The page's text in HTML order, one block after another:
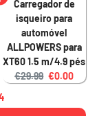
Carregador de
isqueiro para
automóvel
ALLPOWERS para
XT60 1.5 m/4.9 pés
Original price:
€29.99 Current price:
€0.00
price